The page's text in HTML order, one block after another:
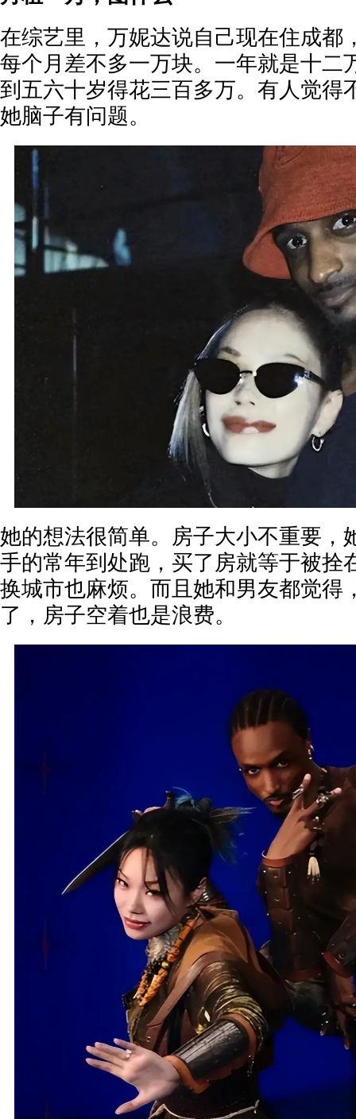
在综艺里，万妮达说自己现在住成都
每个月差不多一万块。一年就是十二
到五六十岁得花三百多万。有人觉得
她脑子有问题。
她的想法很简单。房子大小不重要，
手的常年到处跑，买了房就等于被拴
换城市也麻烦。而且她和男友都觉得
了，房子空着也是浪费。